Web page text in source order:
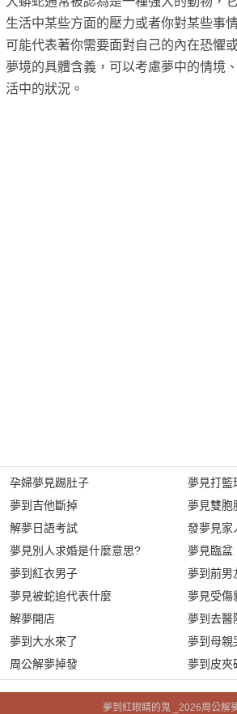
生活中某些方面的壓力或者你對某些事
可能代表著你需要面對自己的內在恐懼
夢境的具體含義，可以考慮夢中的情境
活中的狀況。
孕婦夢見踢肚子
夢到吉他斷掉
解夢日語考試
夢見別人求婚是什麼意思?
夢到紅衣男子
夢見被蛇追代表什麼
解夢開店
夢到大水來了
周公解夢掉發
夢見打籃
夢見雙胞
發夢見家
夢見臨盆
夢到前男
夢見受傷
夢到去醫
夢到母親
夢到皮夾
夢到紅眼睛的鬼 _2026周公解